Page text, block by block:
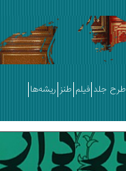
طرح جلد فیلم طنز ریشه‌ها